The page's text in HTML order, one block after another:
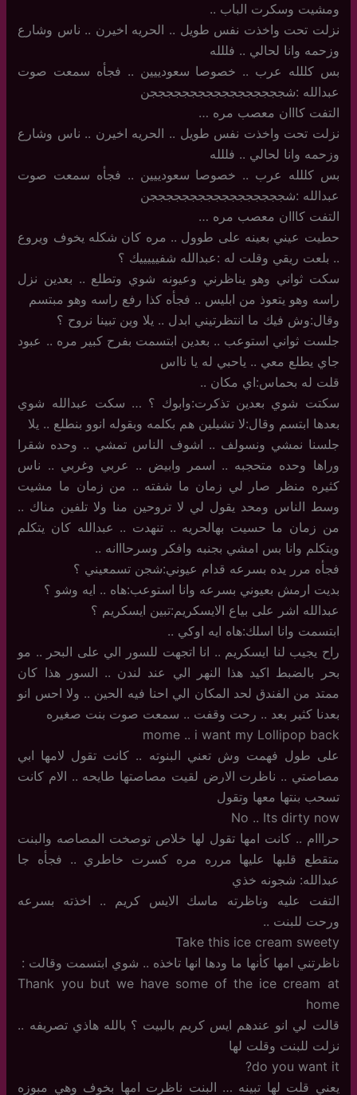
ومشيت وسكرت الباب ..
نزلت تحت واخذت نفس طويل .. الحريه اخيرن .. ناس وشارع
وزحمه وانا لحالي .. فللله
بس كللله عرب .. خصوصا سعودييين .. فجأه سمعت صوت
عبدالله :شجججججججججججججججججن
التفت كااان معصب مره …
نزلت تحت واخذت نفس طويل .. الحريه اخيرن .. ناس وشارع
وزحمه وانا لحالي .. فللله
بس كللله عرب .. خصوصا سعودييين .. فجأه سمعت صوت
عبدالله :شجججججججججججججججججن
التفت كااان معصب مره …
حطيت عيني بعينه على طوول .. مره كان شكله يخوف ويروع
.. بلعت ريقي وقلت له :عبدالله شفيييييك ؟
سكت ثواني وهو يناظرني وعيونه شوي وتطلع .. بعدين نزل
راسه وهو يتعوذ من ابليس .. فجأه كذا رفع راسه وهو مبتسم
وقال:وش فيك ما انتظرتيني ابدل .. يلا وين تبينا نروح ؟
جلست ثواني استوعب .. بعدين ابتسمت بفرح كبير مره .. عبود
جاي يطلع معي .. ياحبي له يا نااس
قلت له بحماس:اي مكان ..
سكتت شوي بعدين تذكرت:وابوك ؟ … سكت عبدالله شوي
بعدها ابتسم وقال:لا تشيلين هم بكلمه وبقوله انوو بنطلع .. يلا
جلسنا نمشي ونسولف .. اشوف الناس تمشي .. وحده شقرا
وراها وحده متحجبه .. اسمر وابيض .. عربي وغربي .. ناس
كثيره منظر صار لي زمان ما شفته .. من زمان ما مشيت
وسط الناس ومحد يقول لي لا تروحين منا ولا تلفين مناك ..
من زمان ما حسيت بهالحريه .. تنهدت .. عبدالله كان يتكلم
ويتكلم وانا بس امشي بجنبه وافكر وسرحااانه ..
فجأه مرر يده بسرعه قدام عيوني:شجن تسمعيني ؟
بديت ارمش بعيوني بسرعه وانا استوعب:هاه .. ايه وشو ؟
عبدالله اشر على بياع الايسكريم:تبين ايسكريم ؟
ابتسمت وانا اسلك:هاه ايه اوكي ..
راح يجيب لنا ايسكريم .. انا اتجهت للسور الي على البحر .. مو
بحر بالضبط اكيد هذا النهر الي عند لندن .. السور هذا كان
ممتد من الفندق لحد المكان الي احنا فيه الحين .. ولا احس انو
بعدنا كثير بعد .. رحت وقفت .. سمعت صوت بنت صغيره
mome .. i want my Lollipop back
على طول فهمت وش تعني البنوته .. كانت تقول لامها ابي
مصاصتي .. ناظرت الارض لقيت مصاصتها طايحه .. الام كانت
تسحب بنتها معها وتقول
No .. Its dirty now
حرااام .. كانت امها تقول لها خلاص توصخت المصاصه والبنت
متقطع قلبها عليها مرره مره كسرت خاطري .. فجأه جا
عبدالله: شجونه خذي
التفت عليه وناظرته ماسك الايس كريم .. اخذته بسرعه
ورحت للبنت ..
Take this ice cream sweety
ناظرتني امها كأنها ما ودها انها تاخذه .. شوي ابتسمت وقالت :
Thank you but we have some of the ice cream at
home
قالت لي انو عندهم ايس كريم بالبيت ؟ بالله هاذي تصريفه ..
نزلت للبنت وقلت لها
do you want it?
يعني قلت لها تبينه … البنت ناظرت امها بخوف وهي مبوزه